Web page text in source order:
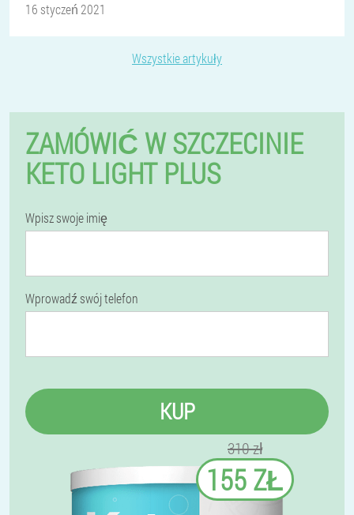
16 styczeń 2021
Wszystkie artykuły
ZAMÓWIĆ W SZCZECINIE
KETO LIGHT PLUS
Wpisz swoje imię
Wprowadź swój telefon
KUP
310 zł
155 ZŁ